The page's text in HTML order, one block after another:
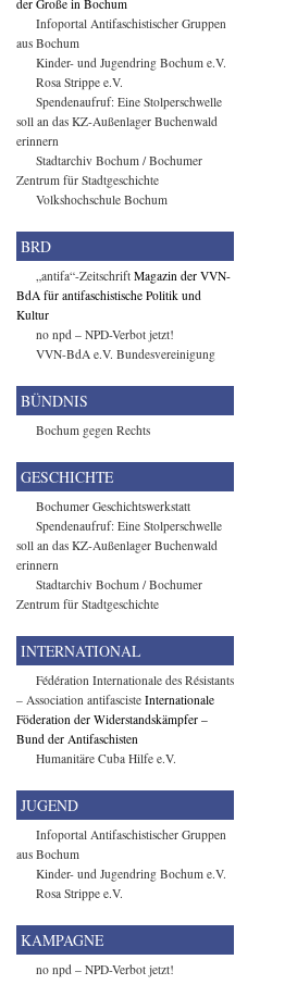
der Große in Bochum
Infoportal Antifaschistischer Gruppen
aus Bochum
Kinder- und Jugendring Bochum e.V.
Rosa Strippe e.V.
Spendenaufruf: Eine Stolperschwelle
soll an das KZ-Außenlager Buchenwald
erinnern
Stadtarchiv Bochum / Bochumer
Zentrum für Stadtgeschichte
Volkshochschule Bochum
BRD
„antifa“-Zeitschrift Magazin der VVN-
BdA für antifaschistische Politik und
Kultur
no npd – NPD-Verbot jetzt!
VVN-BdA e.V. Bundesvereinigung
BÜNDNIS
Bochum gegen Rechts
GESCHICHTE
Bochumer Geschichtswerkstatt
Spendenaufruf: Eine Stolperschwelle
soll an das KZ-Außenlager Buchenwald
erinnern
Stadtarchiv Bochum / Bochumer
Zentrum für Stadtgeschichte
INTERNATIONAL
Fédération Internationale des Résistants
– Association antifasciste Internationale
Föderation der Widerstandskämpfer –
Bund der Antifaschisten
Humanitäre Cuba Hilfe e.V.
JUGEND
Infoportal Antifaschistischer Gruppen
aus Bochum
Kinder- und Jugendring Bochum e.V.
Rosa Strippe e.V.
KAMPAGNE
no npd – NPD-Verbot jetzt!